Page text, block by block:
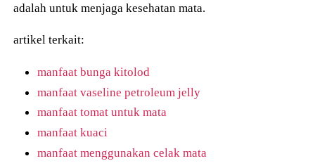
adalah untuk menjaga kesehatan mata.
artikel terkait:
manfaat bunga kitolod
manfaat vaseline petroleum jelly
manfaat tomat untuk mata
manfaat kuaci
manfaat menggunakan celak mata